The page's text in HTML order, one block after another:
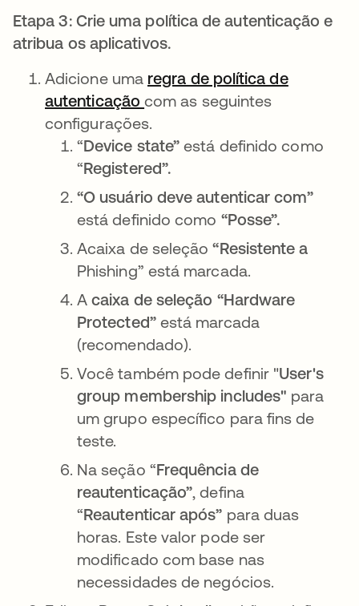
Etapa 3: Crie uma política de autenticação e
atribua os aplicativos.
Adicione uma regra de política de
autenticaçãoabre em uma nova guia
com as seguintes
configurações.
“Device state” está definido como
“Registered”.
“O usuário deve autenticar com”
está definido como “Posse”.
Acaixa de seleção“Resistente a
Phishing” está marcada.
A caixa de seleção “Hardware
Protected”está marcada
(recomendado).
Você também pode definir "User's
group membership includes" para
um grupo específico para fins de
teste.
Na seção “Frequência de
reautenticação”, defina
“Reautenticar após” para duas
horas. Este valor pode ser
modificado com base nas
necessidades de negócios.